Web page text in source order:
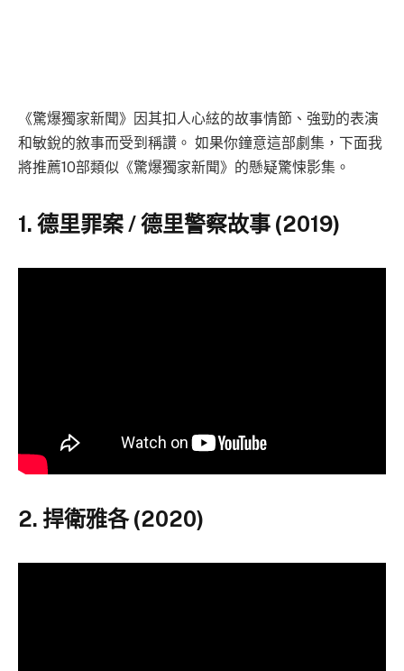
《驚爆獨家新聞》因其扣人心絃的故事情節、強勁的表演
和敏銳的敘事而受到稱讚。 如果你鐘意這部劇集，下面我
將推薦10部類似《驚爆獨家新聞》的懸疑驚悚影集。
1. 德里罪案 / 德里警察故事 (2019)
2. 捍衛雅各 (2020)